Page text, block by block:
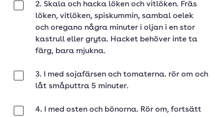
2. Skala och hacka löken och vitlöken. Fräs
löken, vitlöken, spiskummin, sambal oelek
och oregano några minuter i oljan i en stor
kastrull eller gryta. Hacket behöver inte ta
färg, bara mjukna.
3. I med sojafärsen och tomaterna. rör om och
låt småputtra 5 minuter.
4. I med osten och bönorna. Rör om, fortsätt